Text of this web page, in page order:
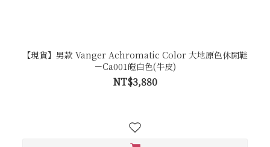
【現貨】男款 Vanger Achromatic Color 大地原色休閒鞋
－Ca001皚白色(牛皮)
NT$3,880